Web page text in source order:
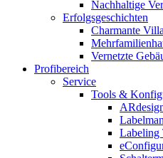
Nachhaltige
Erfolgsgeschichten
Charmante
Vernetzte
Profibereich
Service
Tools &
Labeling